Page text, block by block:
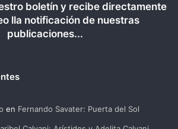
boletín y recibe directamente
lla notificación de nuestras
publicaciones...
en Fernando Savater: Puerta del Sol